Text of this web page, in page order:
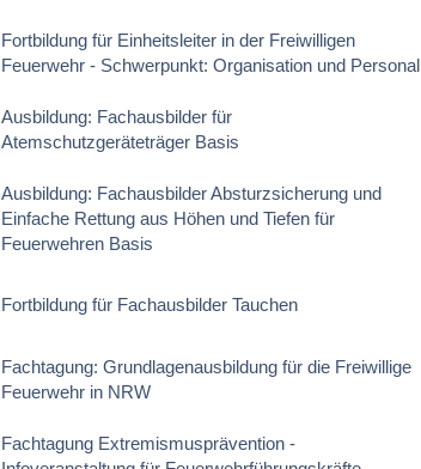
Fortbildung für Einheitsleiter in der Freiwilligen
Feuerwehr - Schwerpunkt: Organisation und Personal
Ausbildung: Fachausbilder für
Atemschutzgeräteträger Basis
Ausbildung: Fachausbilder Absturzsicherung und
Einfache Rettung aus Höhen und Tiefen für
Feuerwehren Basis
Fortbildung für Fachausbilder Tauchen
Fachtagung: Grundlagenausbildung für die Freiwillige
Feuerwehr in NRW
Fachtagung Extremismusprävention -